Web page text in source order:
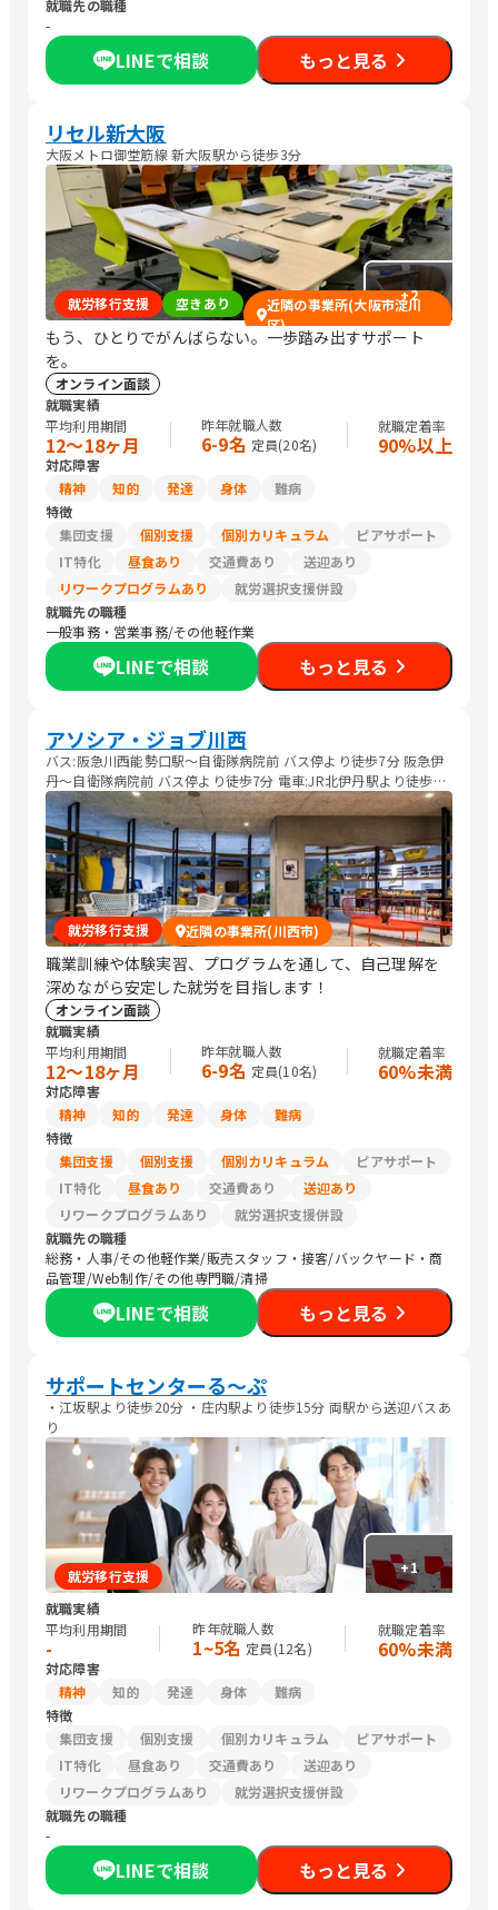
就職先の職種
-
LINEで相談 もっと見る
リセル新大阪
大阪メトロ御堂筋線 新大阪駅から徒歩3分
+2
就労移行支援 空きあり
近隣の事業所(大阪市淀川
区)
もう、ひとりでがんばらない。一歩踏み出すサポート
を。
オンライン面談
就職実績
平均利用期間
12〜18ヶ月
昨年就職人数
6-9名 定員(20名)
就職定着率
90%以上
対応障害
精神
知的 発達 身体
難病
特徴
集団支援
個別支援 個別カリキュラム
ピアサポート
IT特化
昼食あり 交通費あり
送迎あり
リワークプログラムあり
就労選択支援併設
就職先の職種
一般事務・営業事務/その他軽作業
LINEで相談 もっと見る
アソシア・ジョブ川西
バス:阪急川西能勢口駅〜自衛隊病院前 バス停より徒歩7分 阪急伊
丹〜自衛隊病院前 バス停より徒歩7分 電車:JR北伊丹駅より徒歩25
分 車:仮設駐車場あり。 ※ご利用者は、阪急川西能勢口駅、阪急伊
丹駅からの送迎利用可能
就労移行支援 近隣の事業所(川西市)
職業訓練や体験実習、プログラムを通して、自己理解を
深めながら安定した就労を目指します！
オンライン面談
就職実績
平均利用期間
12〜18ヶ月
昨年就職人数
6-9名 定員(10名)
就職定着率
60%未満
対応障害
精神
知的 発達 身体
難病
特徴
集団支援
個別支援 個別カリキュラム
ピアサポート
IT特化
昼食あり 交通費あり
送迎あり
リワークプログラムあり
就労選択支援併設
就職先の職種
総務・人事/その他軽作業/販売スタッフ・接客/バックヤード・商
品管理/Web制作/その他専門職/清掃
LINEで相談 もっと見る
サポートセンターる〜ぷ
・江坂駅より徒歩20分 ・庄内駅より徒歩15分 両駅から送迎バスあ
り
+1
就労移行支援
就職実績
平均利用期間
-
昨年就職人数
1~5名 定員(12名)
就職定着率
60%未満
対応障害
精神
知的 発達 身体
難病
特徴
集団支援
個別支援 個別カリキュラム
ピアサポート
IT特化
昼食あり 交通費あり
送迎あり
リワークプログラムあり
就労選択支援併設
就職先の職種
-
LINEで相談 もっと見る